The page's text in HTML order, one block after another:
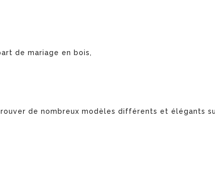
de mariage en bois,
de nombreux modèles différents et élégants